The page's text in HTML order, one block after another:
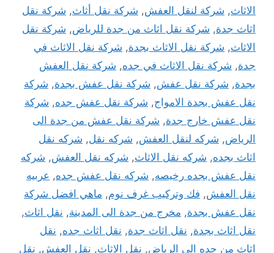
الاثاث, شركة لنقل العفش, شركة نقل أثاث, شركة نقل
اثاث جدة, شركة نقل اثاث من جدة للرياض, شركة نقل
الاثاث, شركة نقل الاثاث بجدة, شركة نقل الاثاث في
جدة, شركة نقل الاثاث في جده, شركة نقل العفش
بجدة, شركة نقل عفش, شركة نقل عفش بجدة, شركة
نقل عفش بجدة الامواج, شركة نقل عفش جده, شركة
نقل عفش خارج جدة, شركة نقل عفش من جدة الى
الرياض, شركه لنقل العفش, شركه نقل, شركه نقل
اثاث بجده, شركه نقل الاثاث, شركه نقل العفش, شركه
نقل عفش بجده رخيصه, شركه نقل عفش جده, عربيه
نقل العفش, فك وتركيب غرف نوم, ماهي افضل شركة
نقل عفش بجدة, مخرج من جدة الى المدينة, نقل اثاث,
نقل اثاث بجدة, نقل اثاث جدة, نقل اثاث جده, نقل
اثاث من جده الى الرياض, نقل الاثاث, نقل العفش, نقل